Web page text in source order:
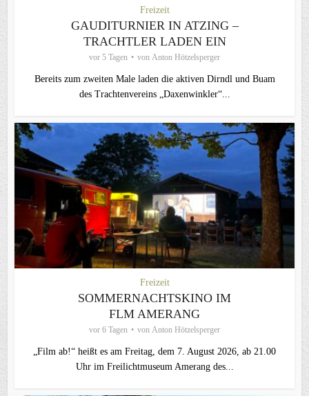
Freizeit
GAUDITURNIER IN ATZING –
TRACHTLER LADEN EIN
vor 5 Tagen von Anton Hötzelsperger
Bereits zum zweiten Male laden die aktiven Dirndl und Buam
des Trachtenvereins „Daxenwinkler“...
Freizeit
SOMMERNACHTSKINO IM
FLM AMERANG
vor 6 Tagen von Anton Hötzelsperger
„Film ab!“ heißt es am Freitag, dem 7. August 2026, ab 21.00
Uhr im Freilichtmuseum Amerang des...